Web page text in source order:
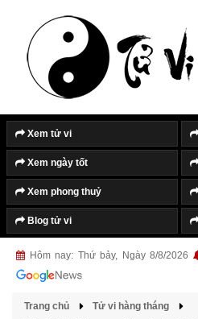
Xem tử vi
Xem ngày tốt
Xem phong thuỷ
Blog tử vi
Hôm nay: Thứ bảy, Ngày 8/8/2026
Trang chủ
Tử vi hàng tháng